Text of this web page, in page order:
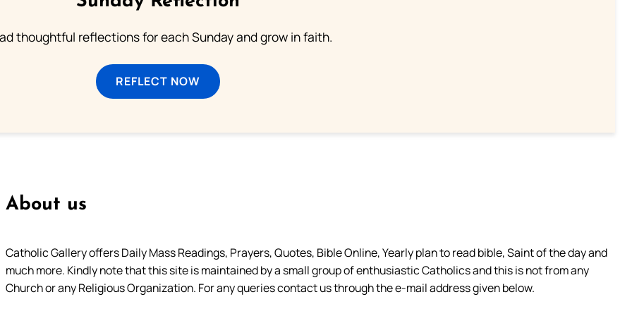
thoughtful reflections for each Sunday and grow in faith.
REFLECT NOW
About us
Catholic Gallery offers Daily Mass Readings, Prayers, Quotes, Bible Online, Yearly plan to read bible, Saint of the day and
much more. Kindly note that this site is maintained by a small group of enthusiastic Catholics and this is not from any
Church or any Religious Organization. For any queries contact us through the e-mail address given below.